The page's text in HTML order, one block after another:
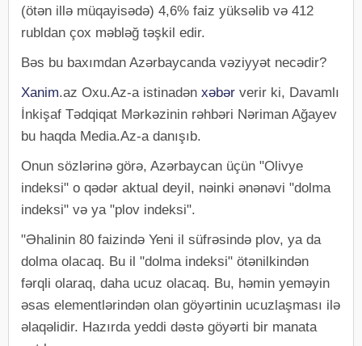
(ötən illə müqayisədə) 4,6% faiz yüksəlib və 412
rubldan çox məbləğ təşkil edir.
Bəs bu baxımdan Azərbaycanda vəziyyət necədir?
Xanim.az Oxu.Az-a istinadən xəbər verir ki, Davamlı
İnkişaf Tədqiqat Mərkəzinin rəhbəri Nəriman Ağayev
bu haqda Media.Az-a danışıb.
Onun sözlərinə görə, Azərbaycan üçün "Olivye
indeksi" o qədər aktual deyil, nəinki ənənəvi "dolma
indeksi" və ya "plov indeksi".
"Əhalinin 80 faizində Yeni il süfrəsində plov, ya da
dolma olacaq. Bu il "dolma indeksi" ötənilkindən
fərqli olaraq, daha ucuz olacaq. Bu, həmin yeməyin
əsas elementlərindən olan göyərtinin ucuzlaşması ilə
əlaqəlidir. Hazırda yeddi dəstə göyərti bir manata